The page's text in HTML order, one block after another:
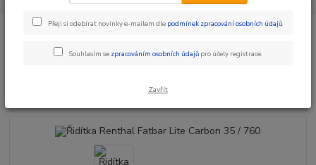
Komponenty na kolo Řídítka Průměr 35 mm
Řidítka
Carbon 35 / 760
Přeji si odebírat novinky e-mailem dle podmínek zpracování osobních údajů.
Souhlasím se zpracováním osobních údajů pro účely registrace.
Zavřít